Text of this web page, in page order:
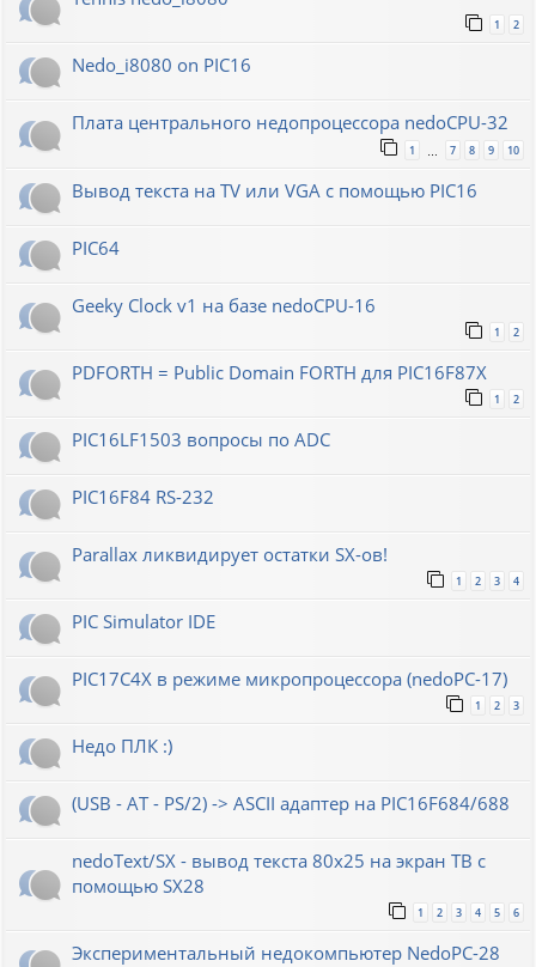
1 2
Nedo_i8080 on PIC16
Плата центрального недопроцессора nedoCPU-32
1 7 8 9 10
Вывод текста на TV или VGA с помощью PIC16
PIC64
Geeky Clock v1 на базе nedoCPU-16
1 2
PDFORTH = Public Domain FORTH для PIC16F87X
1 2
PIC16LF1503 вопросы по ADC
PIC16F84 RS-232
Parallax ликвидирует остатки SX-ов!
1 2 3 4
PIC Simulator IDE
PIC17C4X в режиме микропроцессора (nedoPC-17)
1 2 3
Недо ПЛК :)
(USB - AT - PS/2) -> ASCII адаптер на PIC16F684/688
nedoText/SX - вывод текста 80x25 на экран ТВ с
помощью SX28
1 2 3 4 5 6
Экспериментальный недокомпьютер NedoPC-28